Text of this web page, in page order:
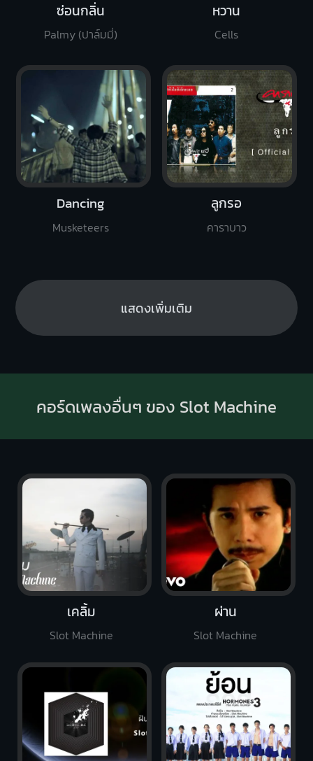
ซ่อนกลิ่น
Palmy (ปาล์มมี่)
หวาน
Cells
Dancing
Musketeers
ลูกรอ
คาราบาว
แสดงเพิ่มเติม
คอร์ดเพลงอื่นๆ ของ Slot Machine
เคลิ้ม
Slot Machine
ผ่าน
Slot Machine